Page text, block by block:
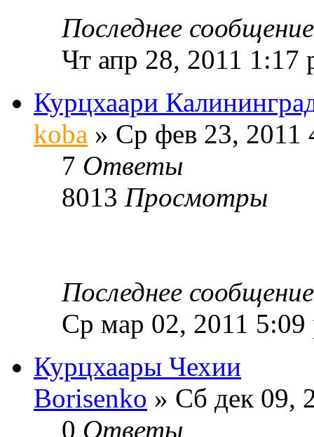
Последнее
Чт апр 28, 2011 1:17
Курцхаари
koba » Ср фев 23, 2011
7 Ответы
8013 Просмотры
Последнее
Ср мар 02, 2011 5:09
Курцхаары Чехии
Borisenko » Сб дек 09,
0 Ответы